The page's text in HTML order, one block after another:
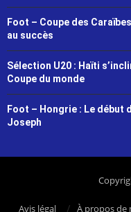
Foot – Coupe des
au succès
Sélection U20 : Haïti
Coupe du monde
Foot – Hongrie : Le début
Joseph
Avis légal À propos de